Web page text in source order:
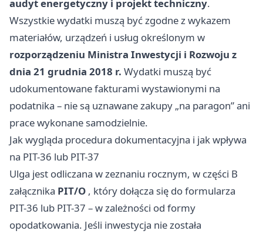
audyt energetyczny i projekt techniczny.
Wszystkie wydatki muszą być zgodne z wykazem
materiałów, urządzeń i usług określonym w
rozporządzeniu Ministra Inwestycji i Rozwoju z
dnia 21 grudnia 2018 r. Wydatki muszą być
udokumentowane fakturami wystawionymi na
podatnika – nie są uznawane zakupy „na paragon” ani
prace wykonane samodzielnie.
Jak wygląda procedura dokumentacyjna i jak wpływa
na PIT-36 lub PIT-37
Ulga jest odliczana w zeznaniu rocznym, w części B
załącznika PIT/O , który dołącza się do formularza
PIT-36 lub PIT-37 – w zależności od formy
opodatkowania. Jeśli inwestycja nie została